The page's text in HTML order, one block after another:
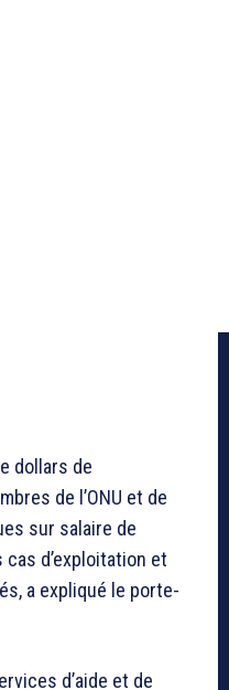
dollars de
de l’ONU et de
sur salaire de
d’exploitation et
a expliqué le porte-
d’aide et de